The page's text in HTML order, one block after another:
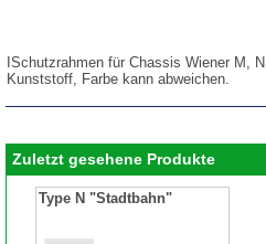
ISchutzrahmen für Chassis Wiener M,
Kunststoff, Farbe kann abweichen.
Zuletzt gesehene Produkte
Type N "Stadtbahn"